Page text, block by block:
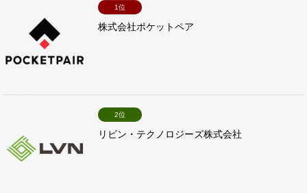
1位
株式会社ポケットペア
2位
リビン・テクノロジーズ株式会社